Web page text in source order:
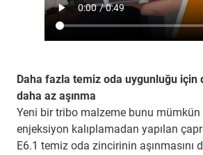
Daha fazla temiz oda uygunluğu için
daha az aşınma
Yeni bir tribo malzeme bunu mümkün
enjeksiyon kalıplamadan yapılan
E6.1 temiz oda zincirinin aşınmasını